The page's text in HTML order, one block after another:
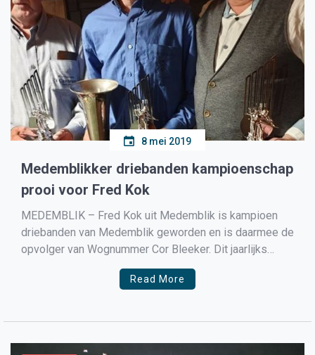
8 mei 2019
Medemblikker driebanden kampioenschap
prooi voor Fred Kok
MEDEMBLIK – Fred Kok uit Medemblik is kampioen
driebanden van Medemblik geworden en is daarmee de
opvolger van Wognummer Cor Bleeker. Dit jaarlijks
terugkerende biljarttoernooi dat gespeelD wordt in café
’t Kraaienest in Medemblik was dit keer minder
Read More